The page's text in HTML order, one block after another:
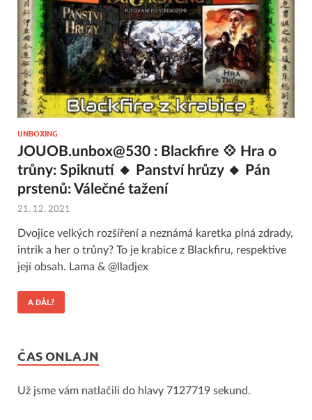
UNBOXING
JOUOB.unbox@530 : Blackfire 💠 Hra o
trůny: Spiknutí 🔸 Panství hrůzy 🔸 Pán
prstenů: Válečné tažení
21. 12. 2021
Dvojice velkých rozšíření a neznámá karetka plná zdrady,
intrik a her o trůny? To je krabice z Blackfiru, respektive
její obsah. Lama & @lladjex
A DÁL?
ČAS ONLAJN
Už jsme vám natlačili do hlavy 7127719 sekund.